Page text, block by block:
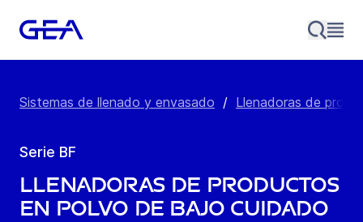
Sistemas de llenado y envasado / Llenadoras de
Serie BF
Llenadoras de productos
en polvo de bajo cuidado